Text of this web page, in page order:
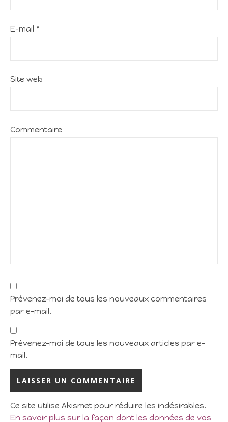
E-mail *
Site web
Commentaire
Prévenez-moi de tous les nouveaux commentaires
par e-mail.
Prévenez-moi de tous les nouveaux articles par e-
mail.
Ce site utilise Akismet pour réduire les indésirables.
En savoir plus sur la façon dont les données de vos